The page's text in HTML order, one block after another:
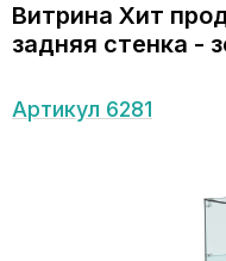
Витрина Хит
задняя стенка -
Артикул 6281